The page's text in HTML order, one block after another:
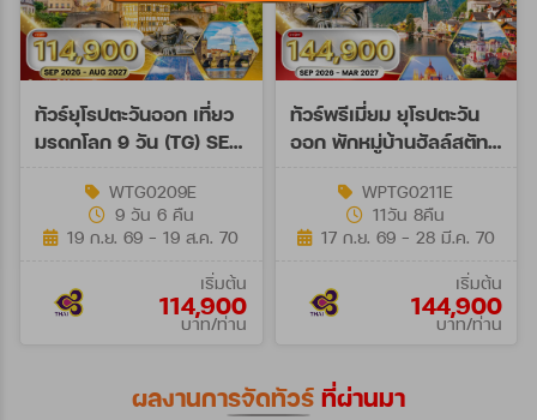
ทัวร์ยุโรปตะวันออก เที่ยว
มรดกโลก 9 วัน (TG) SEP
WTG0209E
9 วัน 6 คืน
19 ก.ย. 69 - 19 ส.ค. 70
เริ่มต้น
114,900
บาท/ท่าน
ทัวร์พรีเมี่ยม ยุโรปตะวัน
ออก พักหมู่บ้านฮัลล์สตัทท์
MAR 27 WPTG0211E
11วัน 8คืน
17 ก.ย. 69 - 28 มี.ค. 70
เริ่มต้น
144,900
บาท/ท่าน
ผลงานการจัดทัวร์ ที่ผ่านมา